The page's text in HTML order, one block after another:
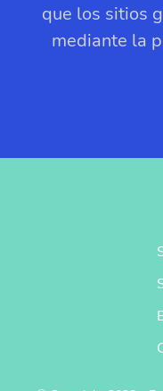
que los sitios
mediante la